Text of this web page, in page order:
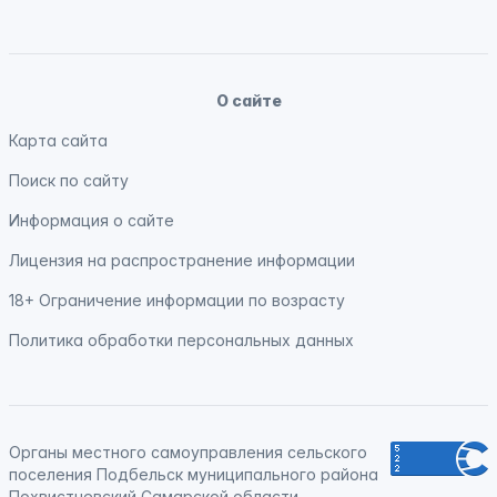
О сайте
Карта сайта
Поиск по сайту
Информация о сайте
Лицензия на распространение информации
18+ Ограничение информации по возрасту
Политика обработки персональных данных
Органы местного самоуправления сельского
поселения Подбельск муниципального района